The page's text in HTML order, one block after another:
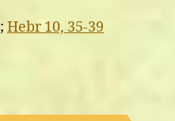
; Hebr 10, 35-39